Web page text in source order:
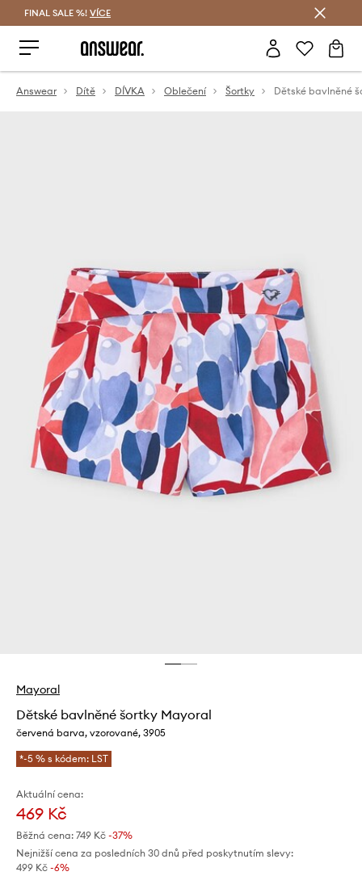
FINAL SALE %! VÍCE
Answear Dítě DÍVKA Oblečení Šortky Dětské bavlněné
Mayoral
Dětské bavlněné šortky Mayoral
červená barva, vzorované, 3905
*-5 % s kódem: LST
Aktuální cena:
469 Kč
Běžná cena: 749 Kč -37%
Nejnižší cena za posledních 30 dnů před poskytnutím slevy:
499 Kč -6%